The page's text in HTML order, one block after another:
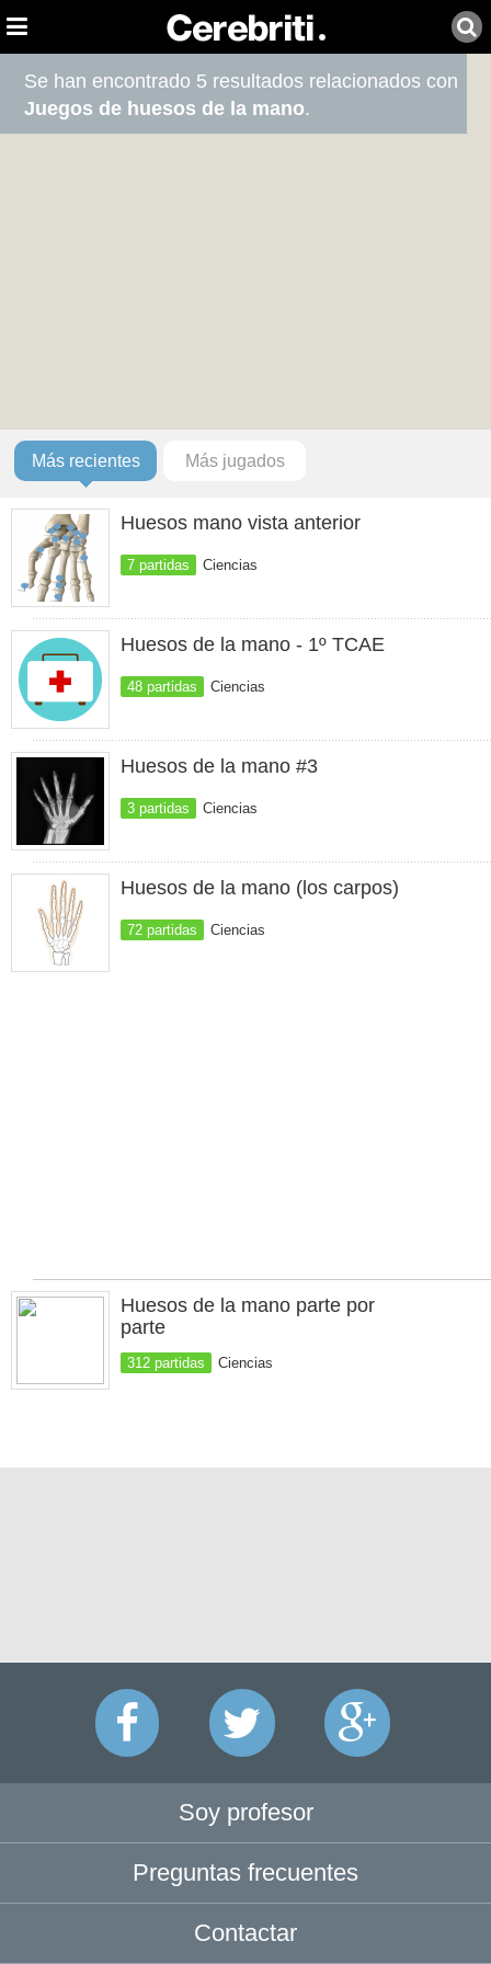
Se han encontrado 5 resultados relacionados con
Juegos de huesos de la mano.
Más recientes Más jugados
Huesos mano vista anterior
7 partidas Ciencias
Huesos de la mano - 1º TCAE
48 partidas Ciencias
Huesos de la mano #3
3 partidas Ciencias
Huesos de la mano (los carpos)
72 partidas Ciencias
Huesos de la mano parte por
parte
312 partidas Ciencias
Soy profesor
Preguntas frecuentes
Contactar